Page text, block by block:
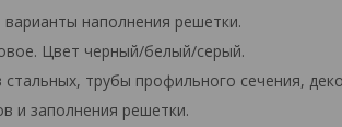
наполнения решетки.
Цвет черный/белый/серый.
стальных, трубы профильного сечения,
и заполнения решетки.